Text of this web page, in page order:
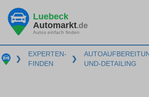
Luebeck
Automarkt.de
Autos einfach finden
❯
EXPERTEN-
FINDEN
❯
UND-DETAILING